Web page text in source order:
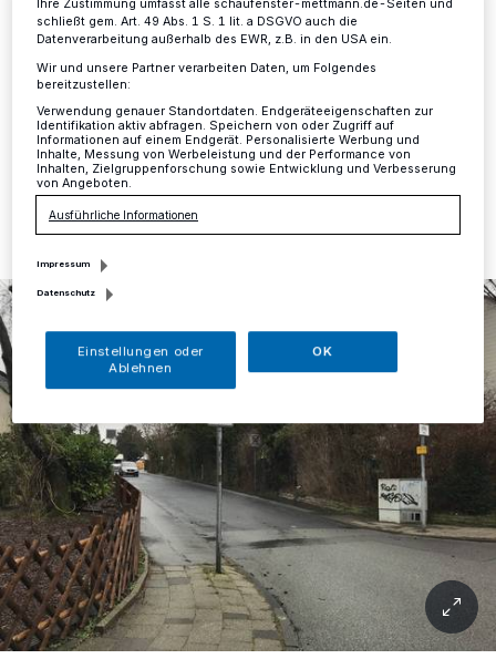
Mettmann·Die Straßenverkehrsbehörde der
Kreisstadt Mettmann prüft seit geraumer Zeit, wo
Einbahnstraßen in Gegenrichtung für den Radverkehr
freigegeben werden können.
17.02.2020 , 12:29 Uhr Eine Minute Lesezeit
Ihre Zustimmung umfasst alle schaufenster-mettmann.de-Seiten und
schließt gem. Art. 49 Abs. 1 S. 1 lit. a DSGVO auch die
Datenverarbeitung außerhalb des EWR, z.B. in den USA ein.
Wir und unsere Partner verarbeiten Daten, um Folgendes
bereitzustellen:
Verwendung genauer Standortdaten. Endgeräteeigenschaften zur
Identifikation aktiv abfragen. Speichern von oder Zugriff auf
Informationen auf einem Endgerät. Personalisierte Werbung und
Inhalte, Messung von Werbeleistung und der Performance von
Inhalten, Zielgruppenforschung sowie Entwicklung und Verbesserung
von Angeboten.
Ausführliche Informationen
Impressum
Datenschutz
Einstellungen oder
Ablehnen
OK